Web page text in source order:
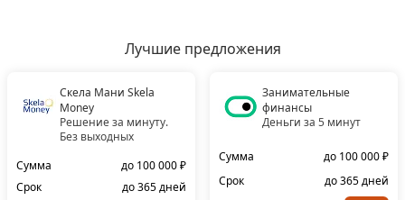
Лучшие предложения
Скела Мани Skela
Money
Решение за минуту.
Без выходных
Сумма
до 100 000 ₽
Срок
до 365 дней
Занимательные
финансы
Деньги за 5 минут
Сумма
до 100 000 ₽
Срок
до 365 дней